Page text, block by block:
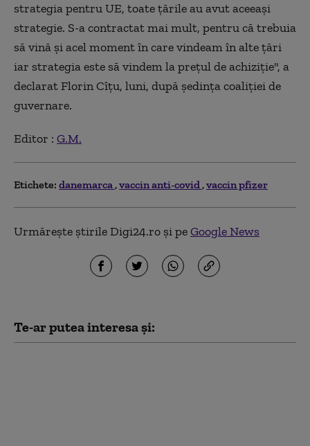
strategia pentru UE, toate țările au avut aceeași
strategie. S-a contractat mai mult, pentru că trebuia
să vină și acel moment în care vindeam în alte țări
iar strategia este să vindem la prețul de achiziție", a
declarat Florin Cîțu, luni, după ședința coaliției de
guvernare.
Editor : G.M.
Etichete: danemarca vaccin anti-covid vaccin pfizer
Urmărește știrile Digi24.ro și peGoogle News
Te-ar putea interesa și: